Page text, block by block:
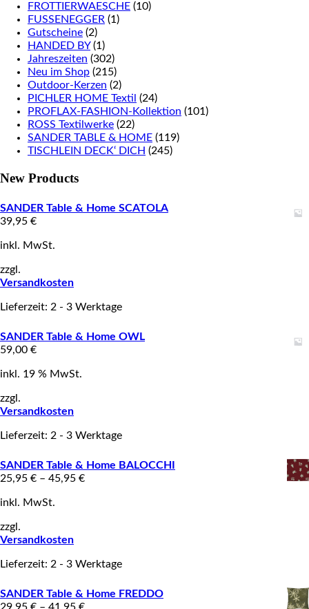
FROTTIERWAESCHE (10)
FUSSENEGGER (1)
Gutscheine (2)
HANDED BY (1)
Jahreszeiten (302)
Neu im Shop (215)
Outdoor-Kerzen (2)
PICHLER HOME Textil (24)
PROFLAX-FASHION-Kollektion (101)
ROSS Textilwerke (22)
SANDER TABLE & HOME (119)
TISCHLEIN DECK‘ DICH (245)
New Products
SANDER Table & Home SCATOLA
39,95 €
inkl. MwSt.
zzgl.
Versandkosten
Lieferzeit: 2 - 3 Werktage
SANDER Table & Home OWL
59,00 €
inkl. 19 % MwSt.
zzgl.
Versandkosten
Lieferzeit: 2 - 3 Werktage
SANDER Table & Home BALOCCHI
25,95 € – 45,95 €
inkl. MwSt.
zzgl.
Versandkosten
Lieferzeit: 2 - 3 Werktage
SANDER Table & Home FREDDO